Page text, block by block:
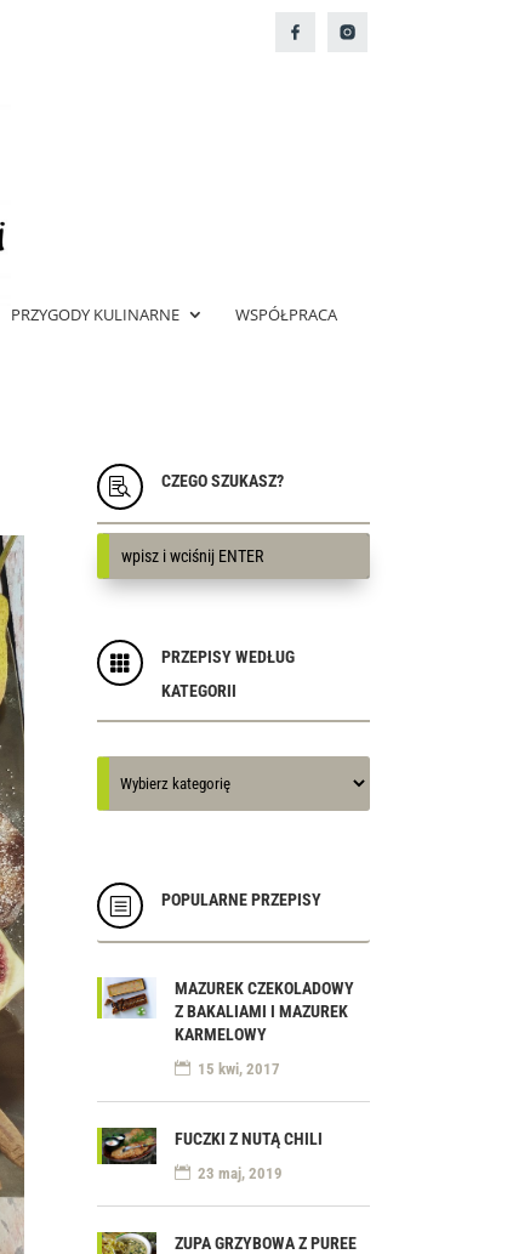
PRZYGODY KULINARNE WSPÓŁPRACA
 CZEGO SZUKASZ?

PRZEPISY WEDŁUG
KATEGORII
b POPULARNE PRZEPISY
MAZUREK CZEKOLADOWY
Z BAKALIAMI I MAZUREK
KARMELOWY
15 kwi, 2017
FUCZKI Z NUTĄ CHILI
23 maj, 2019
ZUPA GRZYBOWA Z PUREE